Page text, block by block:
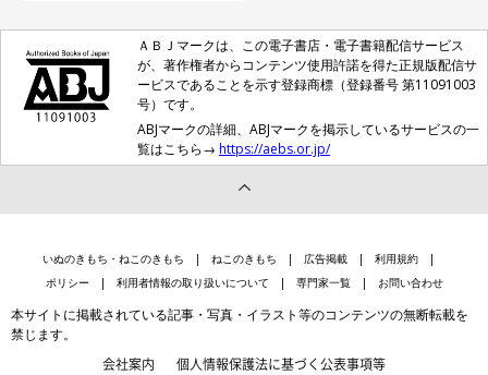
ＡＢＪマークは、この電子書店・電子書籍配信サービス
が、著作権者からコンテンツ使用許諾を得た正規版配信サ
ービスであることを示す登録商標（登録番号 第11091003
号）です。
ABJマークの詳細、ABJマークを掲示しているサービスの一
覧はこちら→ https://aebs.or.jp/
いぬのきもち・ねこのきもち ねこのきもち 広告掲載
利用規約
ポリシー
利用者情報の取り扱いについて 専門家一覧 お問い合わせ
本サイトに掲載されている記事・写真・イラスト等のコンテンツの無断転載を
禁じます。
会社案内 個人情報保護法に基づく公表事項等